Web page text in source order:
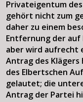
Privateigentum
gehört nicht zum
daher zu einem
Entfernung der auf
aber wird aufrecht
Antrag des
des Elbertschen
gelautet; die
Antrag der Partei